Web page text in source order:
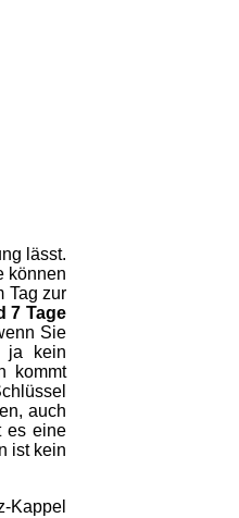
lässt.
können
Tag zur
7 Tage
Sie
ja kein
kommt
auch
es eine
ist kein